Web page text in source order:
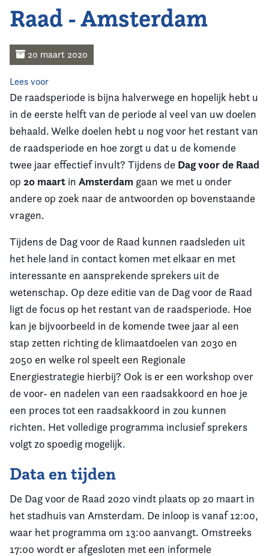
Agenda
Nieuws
Opleiding & Ontwikkeling
Kennis & Informatie
Vereniging
Raad - Amsterdam
20 maart 2020
Lees voor
De raadsperiode is bijna halverwege en hopelijk hebt u
in de eerste helft van de periode al veel van uw doelen
behaald. Welke doelen hebt u nog voor het restant van
de raadsperiode en hoe zorgt u dat u de komende
twee jaar effectief invult? Tijdens de Dag voor de Raad
op 20 maart in Amsterdam gaan we met u onder
andere op zoek naar de antwoorden op bovenstaande
vragen.
Tijdens de Dag voor de Raad kunnen raadsleden uit
het hele land in contact komen met elkaar en met
interessante en aansprekende sprekers uit de
wetenschap. Op deze editie van de Dag voor de Raad
ligt de focus op het restant van de raadsperiode. Hoe
kan je bijvoorbeeld in de komende twee jaar al een
stap zetten richting de klimaatdoelen van 2030 en
2050 en welke rol speelt een Regionale
Energiestrategie hierbij? Ook is er een workshop over
de voor- en nadelen van een raadsakkoord en hoe je
een proces tot een raadsakkoord in zou kunnen
richten. Het volledige programma inclusief sprekers
volgt zo spoedig mogelijk.
Data en tijden
De Dag voor de Raad 2020 vindt plaats op 20 maart in
het stadhuis van Amsterdam. De inloop is vanaf 12:00,
waar het programma om 13:00 aanvangt. Omstreeks
17:00 wordt er afgesloten met een informele